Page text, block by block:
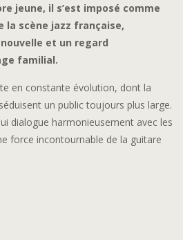
jeune, il s’est imposé comme
la scène jazz française,
et un regard
familial.
en constante évolution, dont la
un public toujours plus large.
dialogue harmonieusement avec les
force incontournable de la guitare